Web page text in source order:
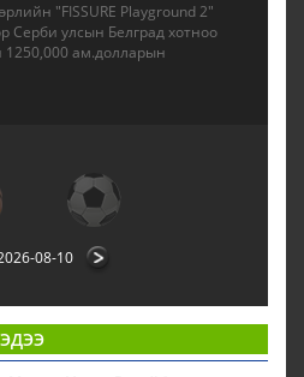
"FISSURE Playground 2"
Серби улсын Белград хотноо
1250,000 ам.долларын
08-10